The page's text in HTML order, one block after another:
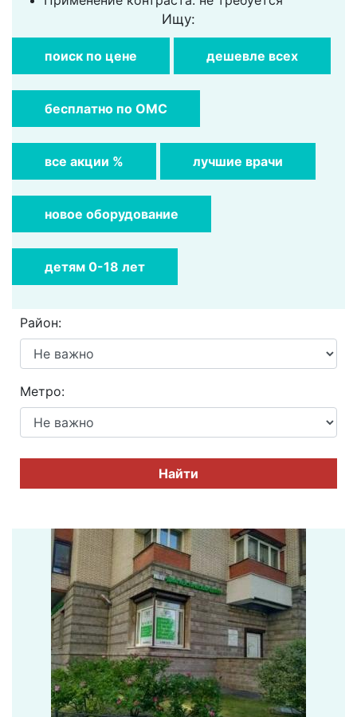
Ищу:
поиск по цене дешевле всех
бесплатно по ОМС
все акции % лучшие врачи
новое оборудование
детям 0-18 лет
Район:
Метро:
Найти